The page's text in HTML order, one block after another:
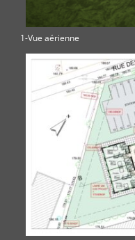
1-Vue aérienne